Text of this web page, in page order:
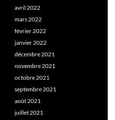
avril 2022
mars 2022
février 2022
janvier 2022
décembre 2021
novembre 2021
octobre 2021
septembre 2021
août 2021
juillet 2021